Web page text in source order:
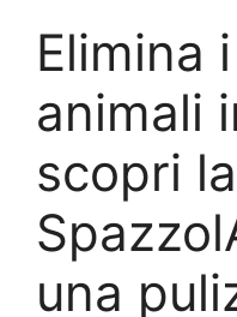
Elimina
animali
scopri la
una